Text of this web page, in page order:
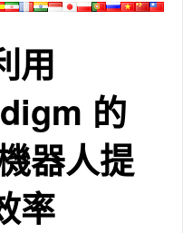
用
的
器人提
率